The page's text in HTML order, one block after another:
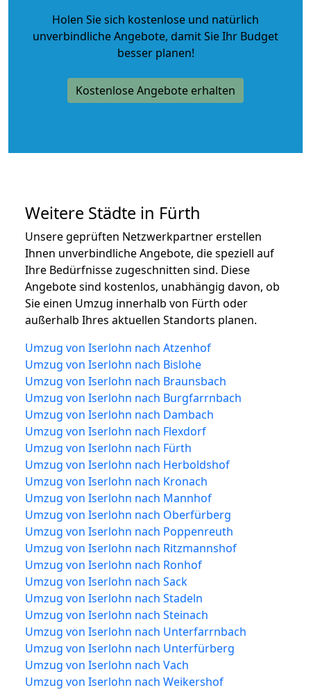
Holen Sie sich kostenlose und natürlich
unverbindliche Angebote, damit Sie Ihr Budget
besser planen!
Kostenlose Angebote erhalten
Weitere Städte in Fürth
Unsere geprüften Netzwerkpartner erstellen
Ihnen unverbindliche Angebote, die speziell auf
Ihre Bedürfnisse zugeschnitten sind. Diese
Angebote sind kostenlos, unabhängig davon, ob
Sie einen Umzug innerhalb von Fürth oder
außerhalb Ihres aktuellen Standorts planen.
Umzug von Iserlohn nach Atzenhof
Umzug von Iserlohn nach Bislohe
Umzug von Iserlohn nach Braunsbach
Umzug von Iserlohn nach Burgfarrnbach
Umzug von Iserlohn nach Dambach
Umzug von Iserlohn nach Flexdorf
Umzug von Iserlohn nach Fürth
Umzug von Iserlohn nach Herboldshof
Umzug von Iserlohn nach Kronach
Umzug von Iserlohn nach Mannhof
Umzug von Iserlohn nach Oberfürberg
Umzug von Iserlohn nach Poppenreuth
Umzug von Iserlohn nach Ritzmannshof
Umzug von Iserlohn nach Ronhof
Umzug von Iserlohn nach Sack
Umzug von Iserlohn nach Stadeln
Umzug von Iserlohn nach Steinach
Umzug von Iserlohn nach Unterfarrnbach
Umzug von Iserlohn nach Unterfürberg
Umzug von Iserlohn nach Vach
Umzug von Iserlohn nach Weikershof